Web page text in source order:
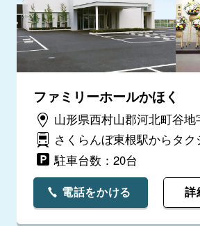
ファミリーホールかほく
山形県西村山郡河北町谷地
さくらんぼ東根駅からタク
駐車台数：20台
電話をかける 詳